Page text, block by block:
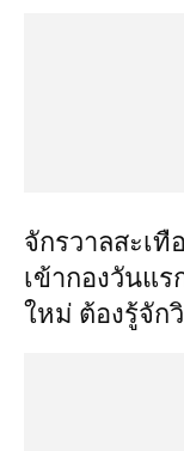
จักรวาลสะเทื
เข้ากองวันแ
ใหม่ ต้องรู้จัก